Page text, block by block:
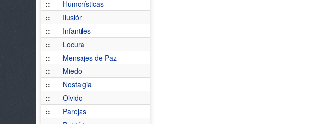
::
Humorísticas
::
Ilusión
::
Infantiles
::
Locura
::
Mensajes de Paz
::
Miedo
::
Nostalgia
::
Olvido
::
Parejas